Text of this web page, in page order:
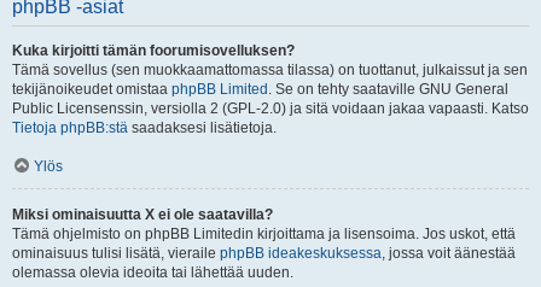
phpBB -asiat
Kuka kirjoitti tämän foorumisovelluksen?
Tämä sovellus (sen muokkaamattomassa tilassa) on tuottanut, julkaissut ja sen
tekijänoikeudet omistaa phpBB Limited . Se on tehty saataville GNU General
Public Licensenssin, versiolla 2 (GPL-2.0) ja sitä voidaan jakaa vapaasti. Katso
Tietoja phpBB:stä saadaksesi lisätietoja.
Ylös
Miksi ominaisuutta X ei ole saatavilla?
Tämä ohjelmisto on phpBB Limitedin kirjoittama ja lisensoima. Jos uskot, että
ominaisuus tulisi lisätä, vieraile phpBB ideakeskuksessa, jossa voit äänestää
olemassa olevia ideoita tai lähettää uuden.